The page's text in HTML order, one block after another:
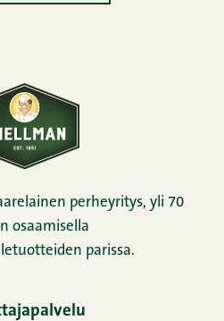
perheyritys, yli 70
osaamisella
parissa.